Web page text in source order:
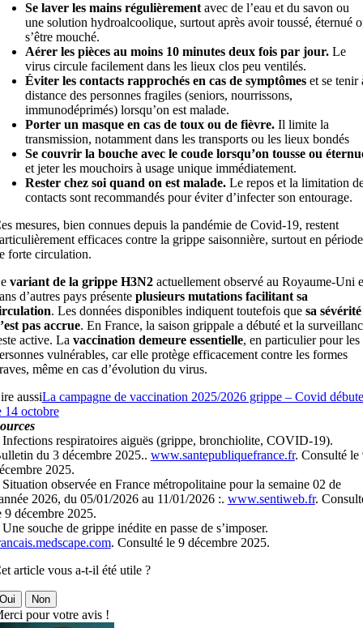
Se laver les mains régulièrement avec de l’eau et du savon ou
une solution hydroalcoolique, surtout après avoir toussé, éternué
s’être mouché.
Aérer les pièces au moins 10 minutes deux fois par jour. Le
virus circule facilement dans les lieux clos peu ventilés.
Éviter les contacts rapprochés en cas de symptômes et se tenir
distance des personnes fragiles (seniors, nourrissons,
immunodéprimés) lorsqu’on est malade.
Porter un masque en cas de toux ou de fièvre. Il limite la
transmission, notamment dans les transports ou les lieux bondés
Se couvrir la bouche avec le coude lorsqu’on tousse ou
et jeter les mouchoirs à usage unique immédiatement.
Rester chez soi quand on est malade. Le repos et la limitation
contacts sont recommandés pour éviter d’infecter son entourage.
mesures, bien connues depuis la pandémie de Covid-19, restent
efficaces contre la grippe saisonnière, surtout en période
forte circulation.
variant de la grippe H3N2 actuellement observé au Royaume-Uni
d’autres pays présente plusieurs mutations facilitant sa
. Les données disponibles indiquent toutefois que sa sévérité
pas accrue. En France, la saison grippale a débuté et la
active. La vaccination demeure essentielle, en particulier pour les
vulnérables, car elle protège efficacement contre les formes
même en cas d’évolution du virus.
aussiLa campagne de vaccination 2025/2026 grippe – Covid débute
14 octobre
Infections respiratoires aiguës (grippe, bronchiolite, COVID-19).
du 3 décembre 2025.. www.santepubliquefrance.fr. Consulté le
2025.
observée en France métropolitaine pour la semaine 02 de
2026, du 05/01/2026 au 11/01/2026 :. www.sentiweb.fr.
9 décembre 2025.
souche de grippe inédite en passe de s’imposer.
. Consulté le 9 décembre 2025.
article vous a-t-il été utile ?
Non
pour votre avis !